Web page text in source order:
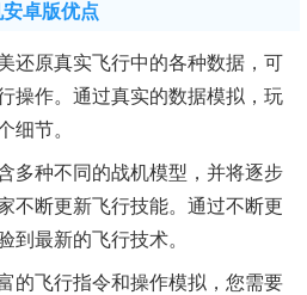
卓版优点
还原真实飞行中的各种数据，可
操作。通过真实的数据模拟，玩
细节。
多种不同的战机模型，并将逐步
不断更新飞行技能。通过不断更
到最新的飞行技术。
的飞行指令和操作模拟，您需要